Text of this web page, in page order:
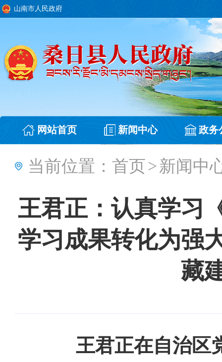
山南市人民政府
网站首页 新闻中心 政务
当前位置： 首页>新闻中
王君正：认真学习
学习成果转化为强
藏
王君正在自治区